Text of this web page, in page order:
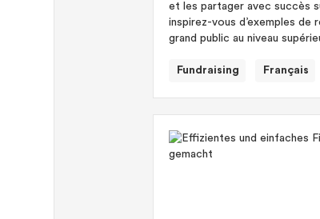
et les partager avec succès
inspirez-vous d’exemples
grand public au niveau
Fundraising Français